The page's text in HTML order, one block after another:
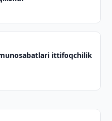
ittifoqchilik